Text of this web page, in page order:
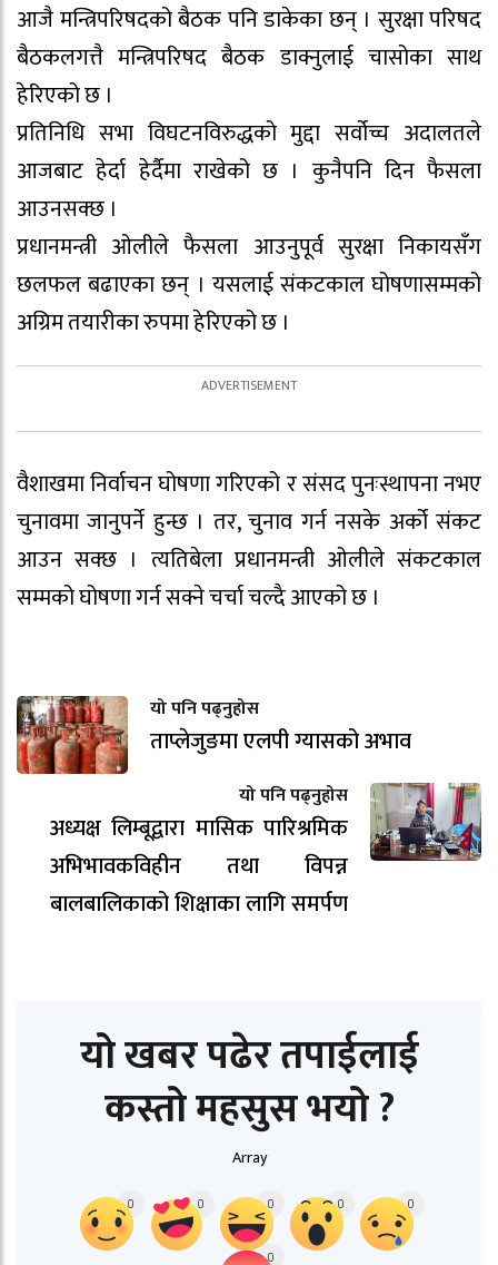
आजै मन्त्रिपरिषदको बैठक पनि डाकेका छन् । सुरक्षा परिषद
बैठकलगत्तै मन्त्रिपरिषद बैठक डाक्नुलाई चासोका साथ
हेरिएको छ ।
प्रतिनिधि सभा विघटनविरुद्धको मुद्दा सर्वोच्च अदालतले
आजबाट हेर्दा हेर्दैमा राखेको छ । कुनैपनि दिन फैसला
आउनसक्छ ।
प्रधानमन्त्री ओलीले फैसला आउनुपूर्व सुरक्षा निकायसँग
छलफल बढाएका छन् । यसलाई संकटकाल घोषणासम्मको
अग्रिम तयारीका रुपमा हेरिएको छ ।
वैशाखमा निर्वाचन घोषणा गरिएको र संसद पुनःस्थापना नभए
चुनावमा जानुपर्ने हुन्छ । तर, चुनाव गर्न नसके अर्को संकट
आउन सक्छ । त्यतिबेला प्रधानमन्त्री ओलीले संकटकाल
सम्मको घोषणा गर्न सक्ने चर्चा चल्दै आएको छ ।
यो पनि पढ्नुहोस
ताप्लेजुङमा एलपी ग्यासको अभाव
यो पनि पढ्नुहोस
अध्यक्ष लिम्बूद्वारा मासिक पारिश्रमिक
अभिभावकविहीन तथा विपन्न
बालबालिकाको शिक्षाका लागि समर्पण
यो खबर पढेर तपाईलाई
कस्तो महसुस भयो ?
Array
0 0 0 0 0
0